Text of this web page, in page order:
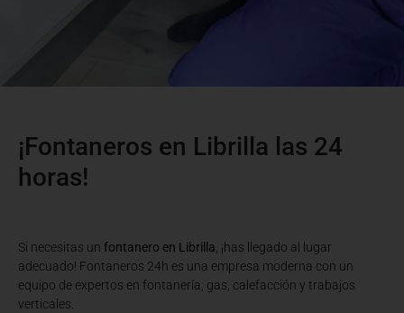
¡Fontaneros en Librilla las 24
horas!
Si necesitas un fontanero en Librilla, ¡has llegado al lugar
adecuado! Fontaneros 24h es una empresa moderna con un
equipo de expertos en fontanería, gas, calefacción y trabajos
verticales.